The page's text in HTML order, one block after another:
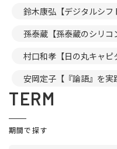
鈴木康弘【デジタルシフ
孫泰蔵【孫泰蔵のシリコ
村口和孝【日の丸キャピ
安岡定子【『論語』を実
TERM
期間で探す